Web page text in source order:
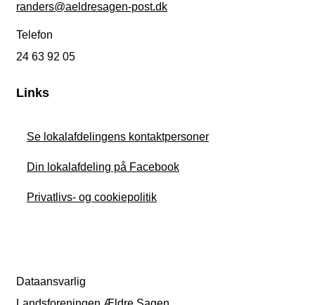
randers@aeldresagen-post.dk
Telefon
24 63 92 05
Links
Se lokalafdelingens kontaktpersoner
Din lokalafdeling på Facebook
Privatlivs- og cookiepolitik
Dataansvarlig